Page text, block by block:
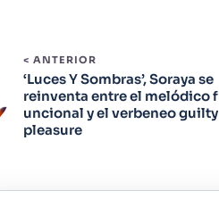
< ANTERIOR
‘Luces Y Sombras’, Soraya se
reinventa entre el melódico f
uncional y el verbeneo guilty
pleasure